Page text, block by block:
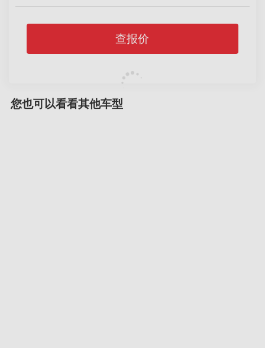
查报价
您也可以看看其他车型